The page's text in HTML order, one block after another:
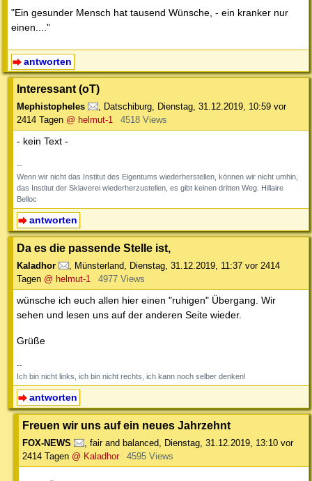
"Ein gesunder Mensch hat tausend Wünsche, - ein kranker nur
einen...."
antworten
Interessant (oT)
Mephistopheles , Datschiburg, Dienstag, 31.12.2019, 10:59 vor
2414 Tagen @ helmut-1 4518 Views
- kein Text -
--
Wenn wir nicht das Institut des Eigentums wiederherstellen, können wir nicht umhin,
das Institut der Sklaverei wiederherzustellen, es gibt keinen dritten Weg. Hillaire
Belloc
antworten
Da es die passende Stelle ist,
Kaladhor , Münsterland, Dienstag, 31.12.2019, 11:37 vor 2414
Tagen @ helmut-1 4977 Views
wünsche ich euch allen hier einen "ruhigen" Übergang. Wir
sehen und lesen uns auf der anderen Seite wieder.
Grüße
--
Ich bin nicht links, ich bin nicht rechts, ich kann noch selber denken!
antworten
Freuen wir uns auf ein neues Jahrzehnt
FOX-NEWS , fair and balanced, Dienstag, 31.12.2019, 13:10 vor
2414 Tagen @ Kaladhor 4595 Views